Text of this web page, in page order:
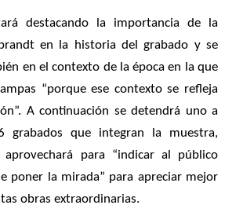
destacando la importancia de la
en la historia del grabado y se
en el contexto de la época en la que
“porque ese contexto se refleja
A continuación se detendrá uno a
grabados que integran la muestra,
para “indicar al público
poner la mirada” para apreciar mejor
obras extraordinarias.